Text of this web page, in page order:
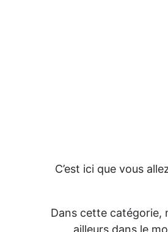
C’est ici que vous
Dans cette catégorie,
ailleurs dans le